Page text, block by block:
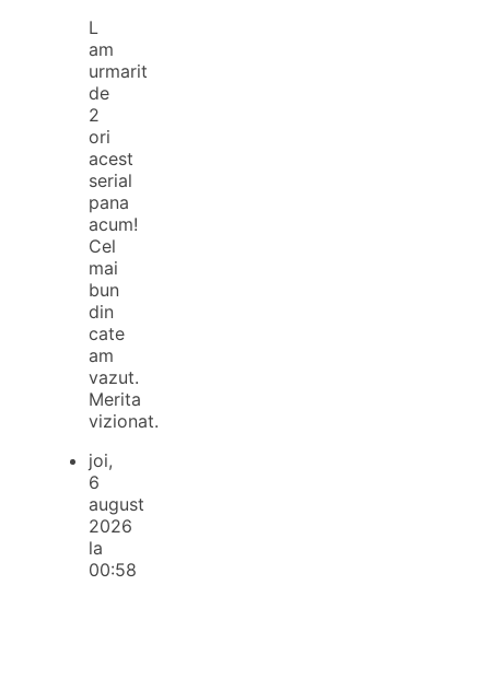
L
am
urmarit
de
2
ori
acest
serial
pana
acum!
Cel
mai
bun
din
cate
am
vazut.
Merita
vizionat.
joi,
6
august
2026
la
00:58